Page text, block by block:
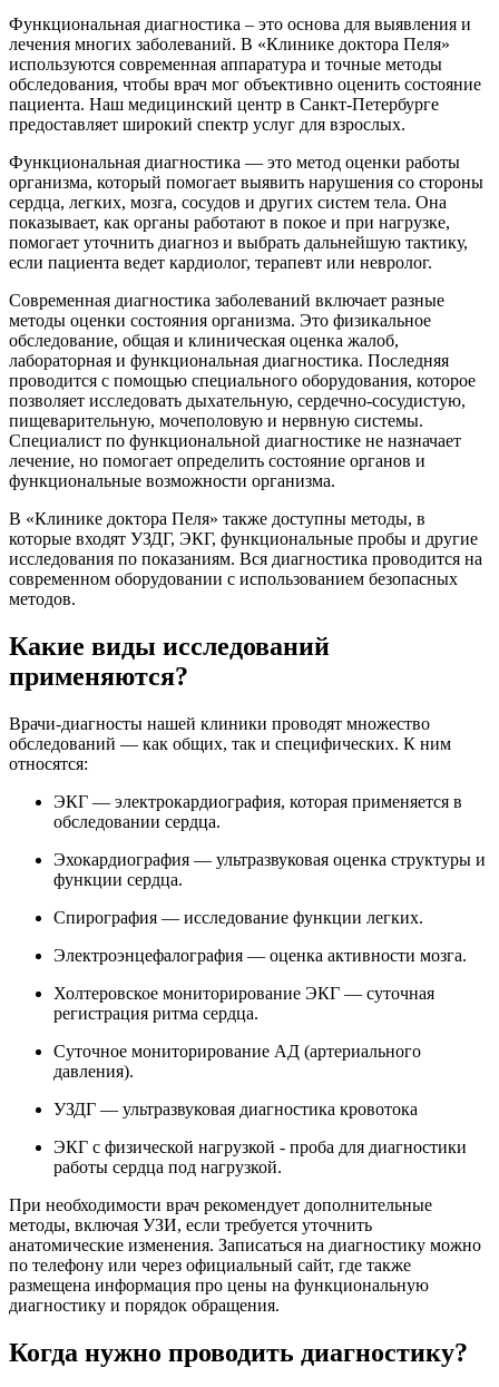
Функциональная диагностика – это основа для выявления и
лечения многих заболеваний. В «Клинике доктора Пеля»
используются современная аппаратура и точные методы
обследования, чтобы врач мог объективно оценить состояние
пациента. Наш медицинский центр в Санкт-Петербурге
предоставляет широкий спектр услуг для взрослых.
Функциональная диагностика — это метод оценки работы
организма, который помогает выявить нарушения со стороны
сердца, легких, мозга, сосудов и других систем тела. Она
показывает, как органы работают в покое и при нагрузке,
помогает уточнить диагноз и выбрать дальнейшую тактику,
если пациента ведет кардиолог, терапевт или невролог.
Современная диагностика заболеваний включает разные
методы оценки состояния организма. Это физикальное
обследование, общая и клиническая оценка жалоб,
лабораторная и функциональная диагностика. Последняя
проводится с помощью специального оборудования, которое
позволяет исследовать дыхательную, сердечно-сосудистую,
пищеварительную, мочеполовую и нервную системы.
Специалист по функциональной диагностике не назначает
лечение, но помогает определить состояние органов и
функциональные возможности организма.
В «Клинике доктора Пеля» также доступны методы, в
которые входят УЗДГ, ЭКГ, функциональные пробы и другие
исследования по показаниям. Вся диагностика проводится на
современном оборудовании с использованием безопасных
методов.
Какие виды исследований
применяются?
Врачи-диагносты нашей клиники проводят множество
обследований — как общих, так и специфических. К ним
относятся:
ЭКГ — электрокардиография, которая применяется в
обследовании сердца.
Эхокардиография — ультразвуковая оценка структуры и
функции сердца.
Спирография — исследование функции легких.
Электроэнцефалография — оценка активности мозга.
Холтеровское мониторирование ЭКГ — суточная
регистрация ритма сердца.
Суточное мониторирование АД (артериального
давления).
УЗДГ — ультразвуковая диагностика кровотока
ЭКГ с физической нагрузкой - проба для диагностики
работы сердца под нагрузкой.
При необходимости врач рекомендует дополнительные
методы, включая УЗИ, если требуется уточнить
анатомические изменения. Записаться на диагностику можно
по телефону или через официальный сайт, где также
размещена информация про цены на функциональную
диагностику и порядок обращения.
Когда нужно проводить диагностику?